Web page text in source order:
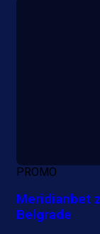
PROMO
Meridianbet
Belgrade